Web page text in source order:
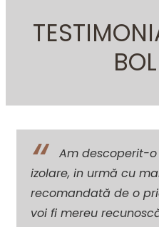
Am descoperit-
izolare, in urmă cu
recomandată de o
voi fi mereu